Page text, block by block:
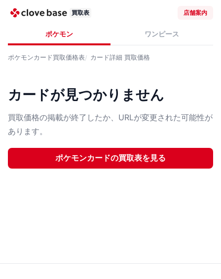
買取表 店舗案内
ポケモン ワンピース
ポケモンカード買取価格表 カード詳細 買取価格
カードが見つかりません
買取価格の掲載が終了したか、URLが変更された可能性が
あります。
ポケモンカードの買取表を見る